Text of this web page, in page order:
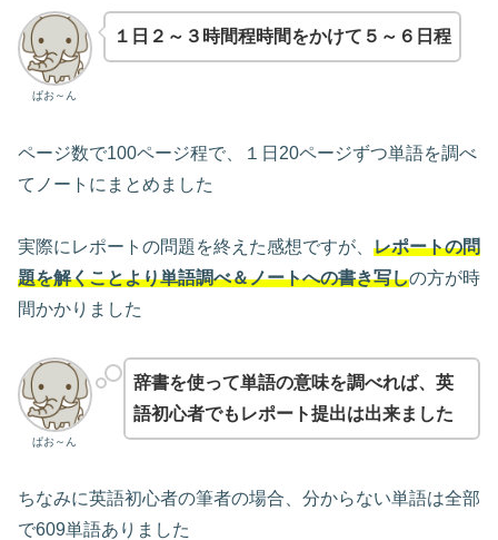
ぱお～ん
１日２～３時間程時間をかけて５～６日程
ページ数で100ページ程で、１日20ページずつ単語を調べ
てノートにまとめました
実際にレポートの問題を終えた感想ですが、 レポートの問
題を解くことより単語調べ＆ノートへの書き写しの方が時
間かかりました
ぱお～ん
辞書を使って単語の意味を調べれば、英
語初心者でもレポート提出は出来ました
ちなみに英語初心者の筆者の場合、分からない単語は全部
で609単語ありました